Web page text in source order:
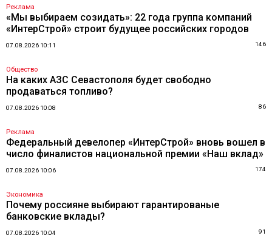
Реклама
«Мы выбираем созидать»: 22 года группа компаний
«ИнтерСтрой» строит будущее российских городов
07.08.2026 10:11 146
Общество
На каких АЗС Севастополя будет свободно
продаваться топливо?
07.08.2026 10:08 86
Реклама
Федеральный девелопер «ИнтерСтрой» вновь вошел в
число финалистов национальной премии «Наш вклад»
07.08.2026 10:06 174
Экономика
Почему россияне выбирают гарантированые
банковские вклады?
07.08.2026 10:04 91